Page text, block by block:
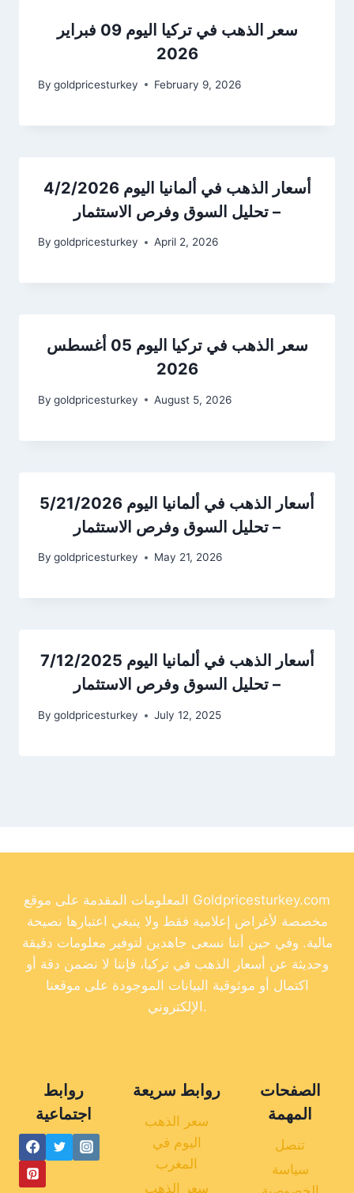
سعر الذهب في تركيا اليوم 09 فبراير
2026
By goldpricesturkey February 9, 2026
أسعار الذهب في ألمانيا اليوم 4/2/2026
– تحليل السوق وفرص الاستثمار
By goldpricesturkey April 2, 2026
سعر الذهب في تركيا اليوم 05 أغسطس
2026
By goldpricesturkey August 5, 2026
أسعار الذهب في ألمانيا اليوم 5/21/2026
– تحليل السوق وفرص الاستثمار
By goldpricesturkey May 21, 2026
أسعار الذهب في ألمانيا اليوم 7/12/2025
– تحليل السوق وفرص الاستثمار
By goldpricesturkey July 12, 2025
المعلومات المقدمة على موقع Goldpricesturkey.com
مخصصة لأغراض إعلامية فقط ولا ينبغي اعتبارها نصيحة
مالية. وفي حين أننا نسعى جاهدين لتوفير معلومات دقيقة
وحديثة عن أسعار الذهب في تركيا، فإننا لا نضمن دقة أو
اكتمال أو موثوقية البيانات الموجودة على موقعنا
الإلكتروني.
روابط
اجتماعية
روابط سريعة
سعر الذهب
اليوم في
المغرب
سعر الذهب
الصفحات
المهمة
تنصل
سياسة